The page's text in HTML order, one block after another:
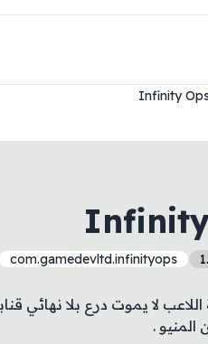
Infinity
com.gamedevltd.infinityops
لا يموت درع بلا نهائي
المنيو .